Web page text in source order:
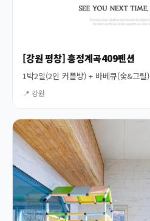
[강원 평창] 흥정계곡409펜션
1박2일(2인 커플방) + 바베큐(숯&그릴)
📍 강원